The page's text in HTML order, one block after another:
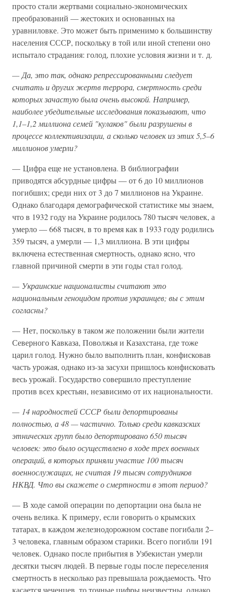
просто стали жертвами социально-экономических
преобразований — жестоких и основанных на
уравниловке. Это может быть применимо к большинству
населения СССР, поскольку в той или иной степени оно
испытало страдания: голод, плохие условия жизни и т. д.
— Да, это так, однако репрессированными следует
считать и других жертв террора, смертность среди
которых зачастую была очень высокой. Например,
наиболее убедительные исследования показывают, что
1,1–1,2 миллиона семей "кулаков" были разрушены в
процессе коллективизации, а сколько человек из этих 5,5–6
миллионов умерли?
— Цифра еще не установлена. В библиографии
приводятся абсурдные цифры — от 6 до 10 миллионов
погибших; среди них от 3 до 7 миллионов на Украине.
Однако благодаря демографической статистике мы знаем,
что в 1932 году на Украине родилось 780 тысяч человек, а
умерло — 668 тысяч, в то время как в 1933 году родились
359 тысяч, а умерли — 1,3 миллиона. В эти цифры
включена естественная смертность, однако ясно, что
главной причиной смерти в эти годы стал голод.
— Украинские националисты считают это
национальным геноцидом против украинцев; вы с этим
согласны?
— Нет, поскольку в таком же положении были жители
Северного Кавказа, Поволжья и Казахстана, где тоже
царил голод. Нужно было выполнить план, конфисковав
часть урожая, однако из-за засухи пришлось конфисковать
весь урожай. Государство совершило преступление
против всех крестьян, независимо от их национальности.
— 14 народностей СССР были депортированы
полностью, а 48 — частично. Только среди кавказских
этнических групп было депортировано 650 тысяч
человек: это было осуществлено в ходе трех военных
операций, в которых приняли участие 100 тысяч
военнослужащих, не считая 19 тысяч сотрудников
НКВД. Что вы скажете о смертности в этот период?
— В ходе самой операции по депортации она была не
очень велика. К примеру, если говорить о крымских
татарах, в каждом железнодорожном составе погибали 2–
3 человека, главным образом старики. Всего погибли 191
человек. Однако после прибытия в Узбекистан умерли
десятки тысяч людей. В первые годы после переселения
смертность в несколько раз превышала рождаемость. Что
касается чеченцев, то точные цифры неизвестны, однако